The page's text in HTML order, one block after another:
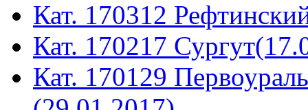
Кат. 170312
Кат. 170217
Кат. 170129